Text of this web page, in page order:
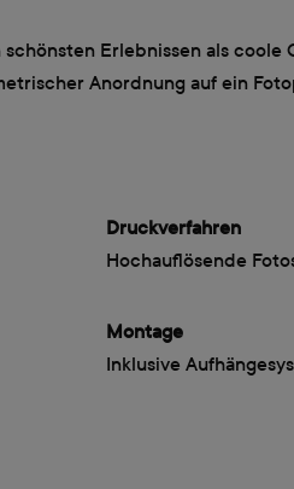
Erlebnissen als
Anordnung auf ein
Druckverfahren
Hochauflösende
Montage
Inklusive